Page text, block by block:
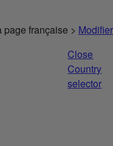
page française > Modifier
Close
Country
selector